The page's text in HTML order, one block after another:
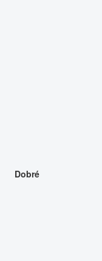
Dobré